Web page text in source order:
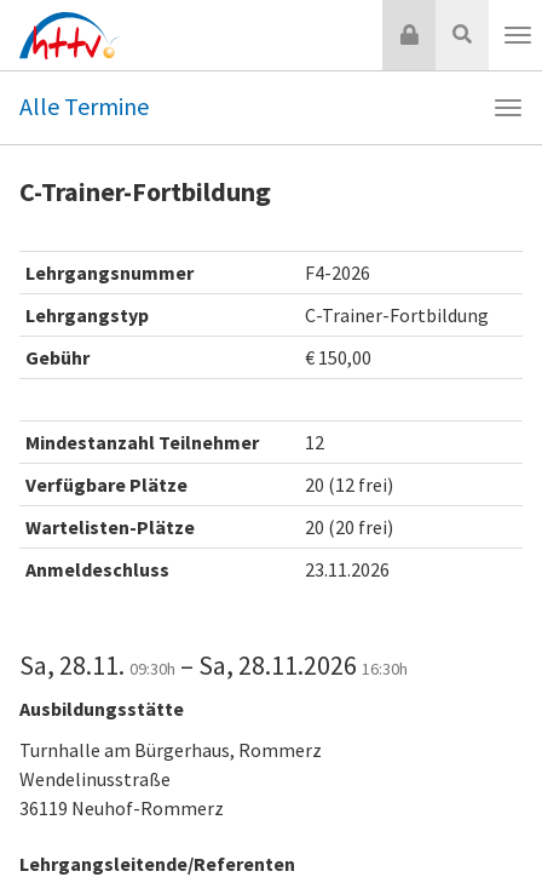
Inhalt
springen
Suche
Login
Alle
Alle Termine
C-Trainer-Fortbildung
Lehrgangsnummer
F4-2026
Lehrgangstyp
C-Trainer-Fortbildung
Gebühr
€ 150,00
Mindestanzahl Teilnehmer
12
Verfügbare Plätze
20 (12 frei)
Wartelisten-Plätze
20 (20 frei)
Anmeldeschluss
23.11.2026
Sa, 28.11. 09:30h – Sa, 28.11.2026 16:30h
Ausbildungsstätte
Turnhalle am Bürgerhaus, Rommerz
Wendelinusstraße
36119 Neuhof-Rommerz
Lehrgangsleitende/Referenten